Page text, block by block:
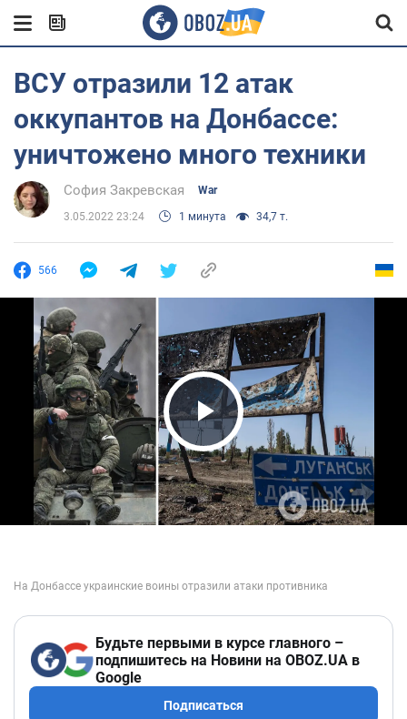
ВСУ отразили 12 атак
оккупантов на Донбассе:
уничтожено много техники
София Закревская War
3.05.2022 23:24 1 минута 34,7 т.
566
Play Video
Будьте первыми в курсе главного –
подпишитесь на Новини на OBOZ.UA в
Google
Подписаться